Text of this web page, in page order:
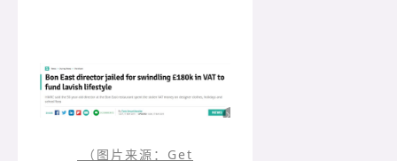
（图片来源：Get